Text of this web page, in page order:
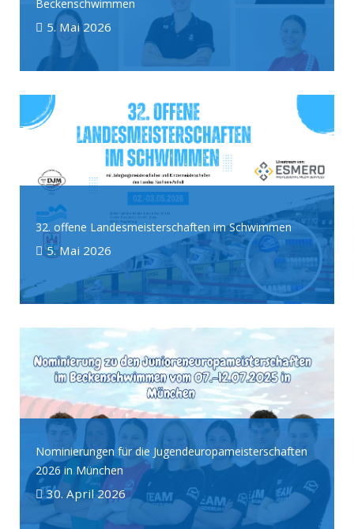
Beckenschwimmen
5. Mai 2026
32. offene Landesmeisterschaften im Schwimmen
5. Mai 2026
Nominierungen für die Jugendeuropameisterschaften
2026 in München
30. April 2026